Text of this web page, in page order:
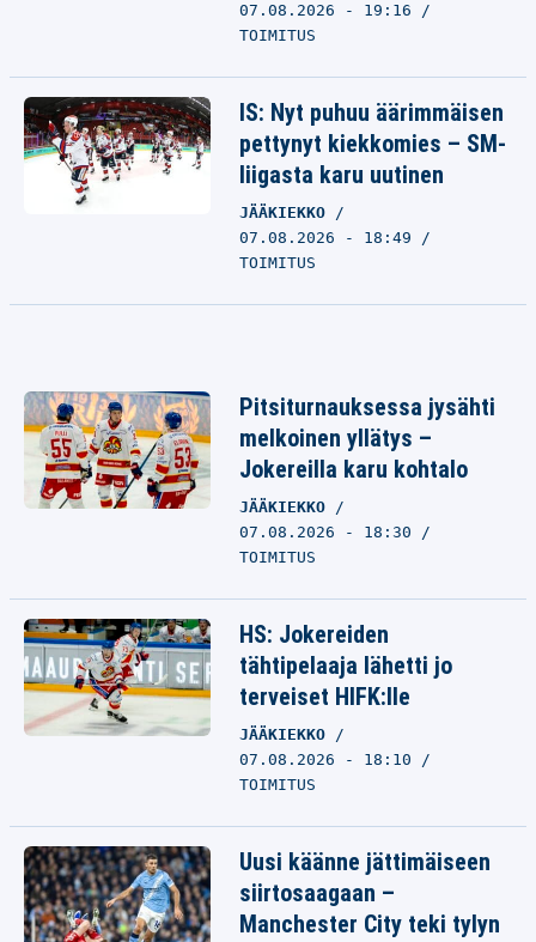
07.08.2026 - 19:16
TOIMITUS
IS: Nyt puhuu äärimmäisen
pettynyt kiekkomies – SM-
liigasta karu uutinen
JÄÄKIEKKO
07.08.2026 - 18:49
TOIMITUS
Pitsiturnauksessa jysähti
melkoinen yllätys –
Jokereilla karu kohtalo
JÄÄKIEKKO
07.08.2026 - 18:30
TOIMITUS
HS: Jokereiden
tähtipelaaja lähetti jo
terveiset HIFK:lle
JÄÄKIEKKO
07.08.2026 - 18:10
TOIMITUS
Uusi käänne jättimäiseen
siirtosaagaan –
Manchester City teki tylyn